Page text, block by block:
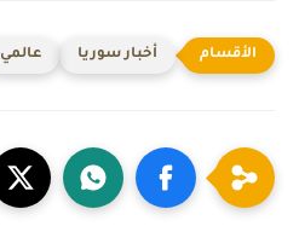
أخبار سوريا عالمي